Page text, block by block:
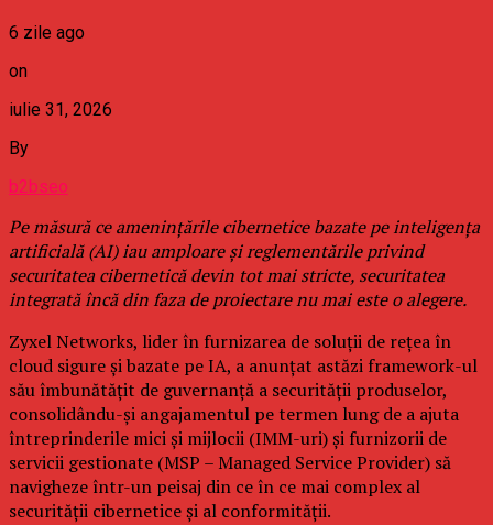
6 zile ago
on
iulie 31, 2026
By
b2bseo
Pe măsură ce amenințările cibernetice bazate pe inteligența
artificială (AI) iau amploare și reglementările privind
securitatea cibernetică devin tot mai stricte, securitatea
integrată încă din faza de proiectare nu mai este o alegere.
Zyxel Networks, lider în furnizarea de soluții de rețea în
cloud sigure și bazate pe IA, a anunțat astăzi framework-ul
său îmbunătățit de guvernanță a securității produselor,
consolidându-și angajamentul pe termen lung de a ajuta
întreprinderile mici și mijlocii (IMM-uri) și furnizorii de
servicii gestionate (MSP – Managed Service Provider) să
navigheze într-un peisaj din ce în ce mai complex al
securității cibernetice și al conformității.